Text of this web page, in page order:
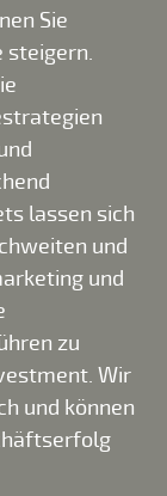
Sie
steigern.
lassen sich
und
und
zu
Wir
und können